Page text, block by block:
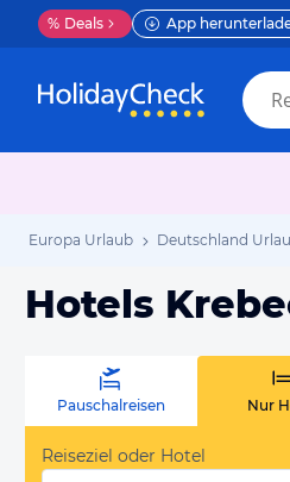
% Deals App
Europa Urlaub Deutschland
Hotels
Pauschalreisen Nur
Reiseziel oder Hotel